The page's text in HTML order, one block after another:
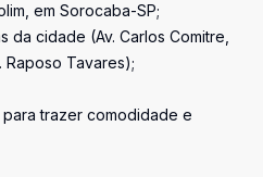
em Sorocaba-SP;
da cidade (Av. Carlos Comitre,
Raposo Tavares);
trazer comodidade e